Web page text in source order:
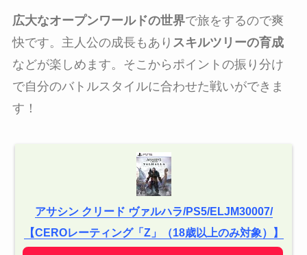
広大なオープンワールドの世界で旅をするので爽
快です。主人公の成長もあり スキルツリーの育成
などが楽しめます。そこからポイントの振り分け
で自分のバトルスタイルに合わせた戦いができま
す！
アサシン クリード ヴァルハラ/PS5/ELJM30007/
【CEROレーティング「Z」（18歳以上のみ対象）】